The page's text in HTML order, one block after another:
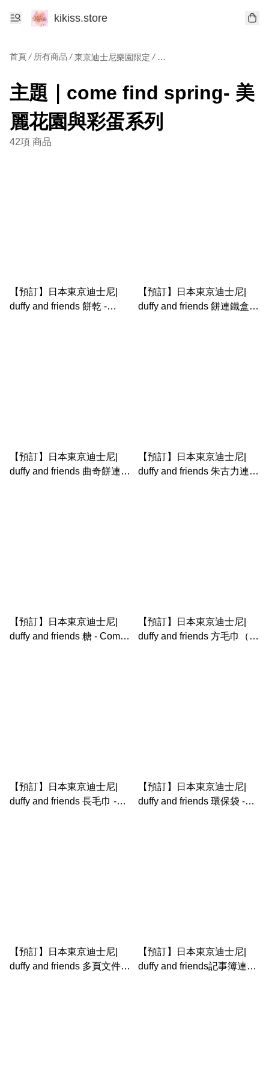
kikiss.store
首頁 / 所有商品 / 東京迪士尼樂園限定 /
主題｜come find spring- 美
麗花園與彩蛋系列
42項 商品
【預訂】日本東京迪士尼|
duffy and friends 餅乾 -
【預訂】日本東京迪士尼|
duffy and friends 餅連鐵盒 -
【預訂】日本東京迪士尼|
duffy and friends 曲奇餅連罐
【預訂】日本東京迪士尼|
duffy and friends 朱古力連盒
【預訂】日本東京迪士尼|
duffy and friends 糖 - Come
【預訂】日本東京迪士尼|
duffy and friends 方毛巾（4
【預訂】日本東京迪士尼|
duffy and friends 長毛巾 -
【預訂】日本東京迪士尼|
duffy and friends 環保袋 -
【預訂】日本東京迪士尼|
duffy and friends 多頁文件夾
【預訂】日本東京迪士尼|
duffy and friends記事簿連